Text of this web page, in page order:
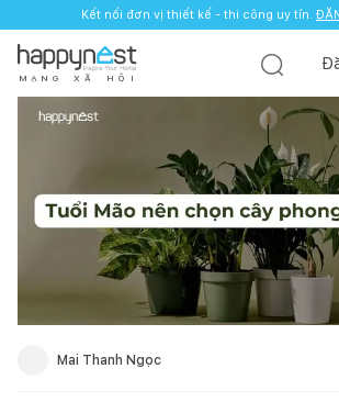
Kết nối đơn vị thiết kế - thi công uy tín.
M Ạ N G X Ã H Ộ I
Mai Thanh Ngọc